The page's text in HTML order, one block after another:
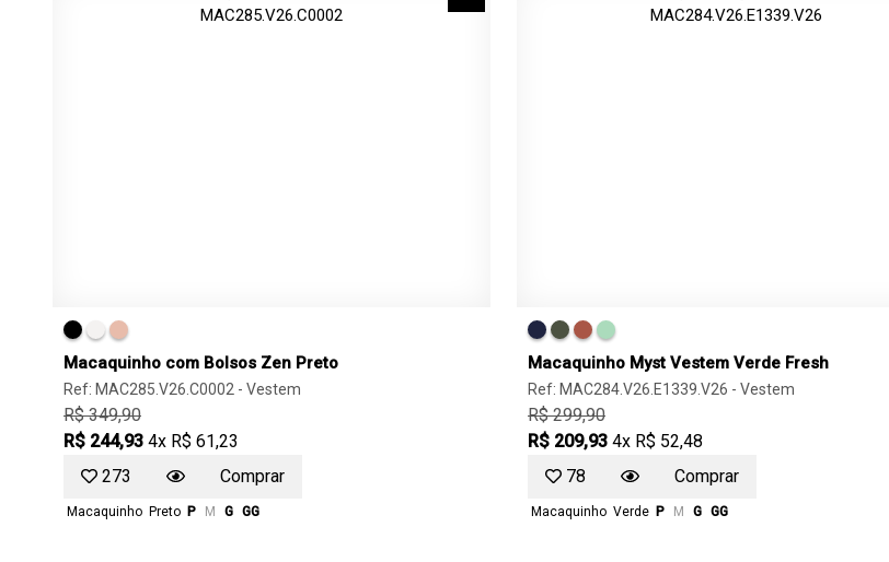
Macaquinho com Bolsos Zen Preto
Ref: MAC285.V26.C0002 - Vestem
R$ 349,90
R$ 244,93 4x R$ 61,23
273
Comprar
Macaquinho Preto P M G GG
Macaquinho Myst Vestem Verde Fresh
Ref: MAC284.V26.E1339.V26 - Vestem
R$ 299,90
R$ 209,93 4x R$ 52,48
78
Comprar
Macaquinho Verde P M G GG